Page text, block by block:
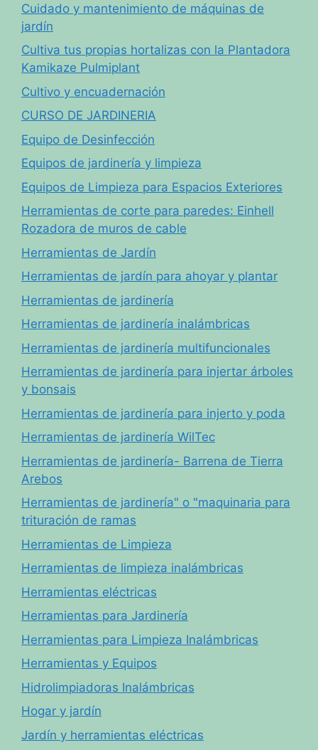
Cuidado y mantenimiento de máquinas de
jardín
Cultiva tus propias hortalizas con la Plantadora
Kamikaze Pulmiplant
Cultivo y encuadernación
CURSO DE JARDINERIA
Equipo de Desinfección
Equipos de jardinería y limpieza
Equipos de Limpieza para Espacios Exteriores
Herramientas de corte para paredes: Einhell
Rozadora de muros de cable
Herramientas de Jardín
Herramientas de jardín para ahoyar y plantar
Herramientas de jardinería
Herramientas de jardinería inalámbricas
Herramientas de jardinería multifuncionales
Herramientas de jardinería para injertar árboles
y bonsais
Herramientas de jardinería para injerto y poda
Herramientas de jardinería WilTec
Herramientas de jardinería- Barrena de Tierra
Arebos
Herramientas de jardinería" o "maquinaria para
trituración de ramas
Herramientas de Limpieza
Herramientas de limpieza inalámbricas
Herramientas eléctricas
Herramientas para Jardinería
Herramientas para Limpieza Inalámbricas
Herramientas y Equipos
Hidrolimpiadoras Inalámbricas
Hogar y jardín
Jardín y herramientas eléctricas